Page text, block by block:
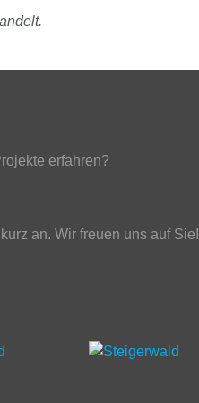
erfahren?
an. Wir freuen uns auf Sie!